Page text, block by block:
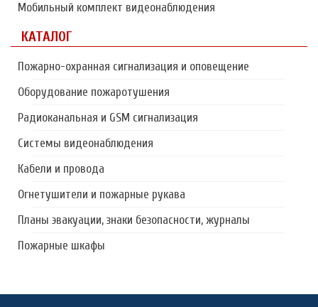
Мобильный комплект видеонаблюдения
КАТАЛОГ
Пожарно-охранная сигнализация и оповещение
Оборудование пожаротушения
Радиоканальная и GSM сигнализация
Системы видеонаблюдения
Кабели и провода
Огнетушители и пожарные рукава
Планы эвакуации, знаки безопасности, журналы
Пожарные шкафы